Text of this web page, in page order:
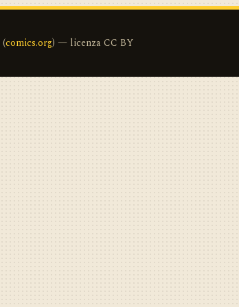
(comics.org) — licenza CC BY